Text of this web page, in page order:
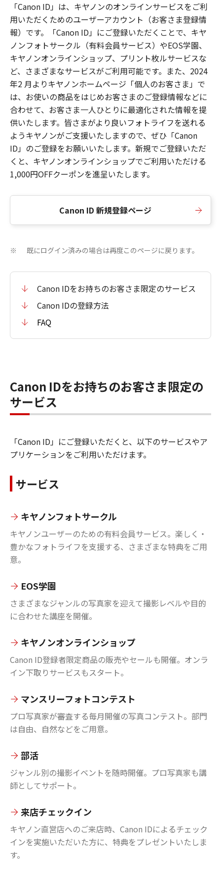
「Canon ID」は、キヤノンのオンラインサービスをご利
用いただくためのユーザーアカウント（お客さま登録情
報）です。「Canon ID」にご登録いただくことで、キヤ
ノンフォトサークル（有料会員サービス）やEOS学園、
キヤノンオンラインショップ、プリント枚ルサービスな
ど、さまざまなサービスがご利用可能です。また、2024
年2 月よりキヤノンホームページ「個人のお客さま」で
は、お使いの商品をはじめお客さまのご登録情報などに
合わせて、お客さま一人ひとりに最適化された情報を提
供いたします。皆さまがより良いフォトライフを送れる
ようキヤノンがご支援いたしますので、ぜひ「Canon
ID」のご登録をお願いいたします。新規でご登録いただ
くと、キヤノンオンラインショップでご利用いただける
1,000円OFFクーポンを進呈いたします。
Canon ID 新規登録ページ
※ 既にログイン済みの場合は再度このページに戻ります。
Canon IDをお持ちのお客さま限定のサービス
Canon IDの登録方法
FAQ
Canon IDをお持ちのお客さま限定の
サービス
「Canon ID」にご登録いただくと、以下のサービスやア
プリケーションをご利用いただけます。
サービス
キヤノンフォトサークル
キヤノンユーザーのための有料会員サービス。楽しく・
豊かなフォトライフを支援する、さまざまな特典をご用
意。
EOS学園
さまざまなジャンルの写真家を迎えて撮影レベルや目的
に合わせた講座を開催。
キヤノンオンラインショップ
Canon ID登録者限定商品の販売やセールも開催。オンラ
イン下取りサービスもスタート。
マンスリーフォトコンテスト
プロ写真家が審査する毎月開催の写真コンテスト。部門
は自由、自然などをご用意。
部活
ジャンル別の撮影イベントを随時開催。プロ写真家も講
師としてサポート。
来店チェックイン
キヤノン直営店へのご来店時、Canon IDによるチェック
インを実施いただいた方に、特典をプレゼントいたしま
す。